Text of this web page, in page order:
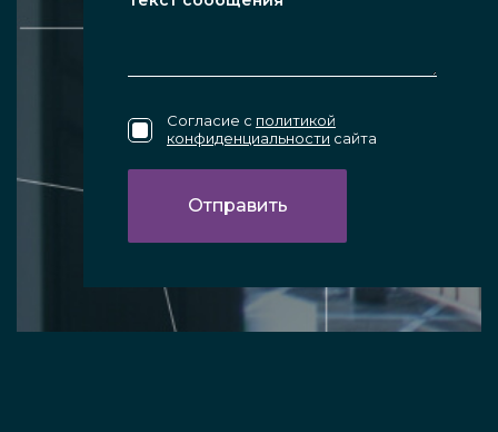
Согласие с политикой
конфиденциальности сайта